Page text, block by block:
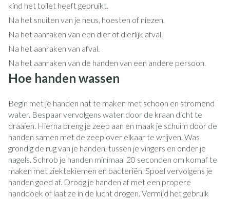
kind het toilet heeft gebruikt.
Na het snuiten van je neus, hoesten of niezen.
Na het aanraken van een dier of dierlijk afval.
Na het aanraken van afval.
Na het aanraken van de handen van een andere persoon.
Hoe handen wassen
Begin met je handen nat te maken met schoon en stromend
water. Bespaar vervolgens water door de kraan dicht te
draaien. Hierna breng je zeep aan en maak je schuim door de
handen samen met de zeep over elkaar te wrijven. Was
grondig de rug van je handen, tussen je vingers en onder je
nagels. Schrob je handen minimaal 20 seconden om komaf te
maken met ziektekiemen en bacteriën. Spoel vervolgens je
handen goed af. Droog je handen af met een propere
handdoek of laat ze in de lucht drogen. Vermijd het gebruik